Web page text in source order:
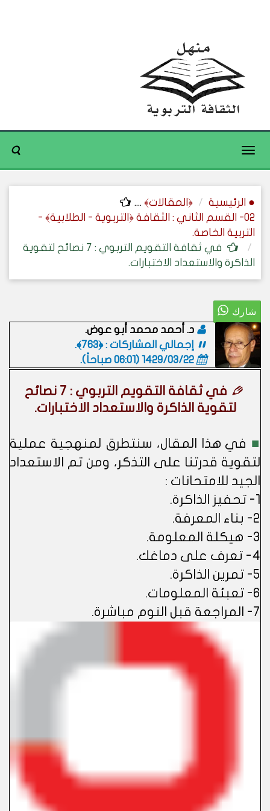
Toggle
● الرئيسية ﴿المقالات﴾ ....
02- القسم الثاني : الثقافة ﴿التربوية - الطلابية﴾ -
التربية الخاصة.
في ثقافة التقويم التربوي : 7 نصائح لتقوية
الذاكرة والاستعداد الاختبارات.
د. أحمد محمد أبو عوض.
إجمالي المشاركات : ﴿763﴾.
1429/03/22 (06:01 صباحاً)
.
في ثقافة التقويم التربوي : 7 نصائح
لتقوية الذاكرة والاستعداد الاختبارات.
■ في هذا المقال، سنتطرق لمنهجية عملية
لتقوية قدرتنا على التذكر، ومن تم الاستعداد
الجيد للامتحانات :
1- تحفيز الذاكرة.
2- بناء المعرفة.
3- هيكلة المعلومة.
4- تعرف على دماغك.
5- تمرين الذاكرة.
6- تعبئة المعلومات.
7- المراجعة قبل النوم مباشرة.